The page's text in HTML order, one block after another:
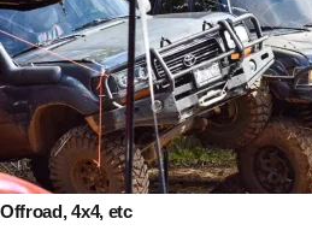
entradas
Offroad, 4x4, etc